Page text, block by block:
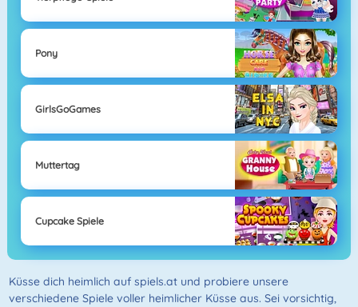
Pony
GirlsGoGames
Muttertag
Cupcake Spiele
Küsse dich heimlich auf spiels.at und probiere unsere
verschiedene Spiele voller heimlicher Küsse aus. Sei vorsichtig,